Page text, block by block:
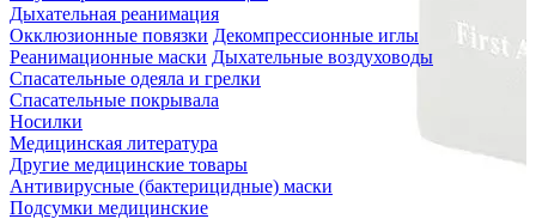
Дыхательная реанимация
Окклюзионные повязки Декомпрессионные иглы
Реанимационные маски Дыхательные воздуховоды
Спасательные одеяла и грелки
Спасательные покрывала
Носилки
Медицинская литература
Другие медицинские товары
Антивирусные (бактерицидные) маски
Подсумки медицинские